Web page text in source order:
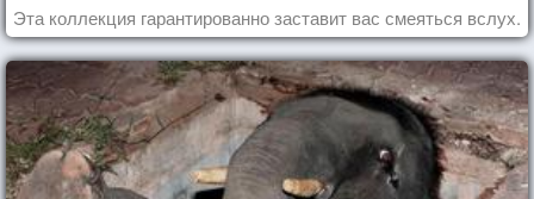
Эта коллекция гарантированно заставит вас смеяться вслух.